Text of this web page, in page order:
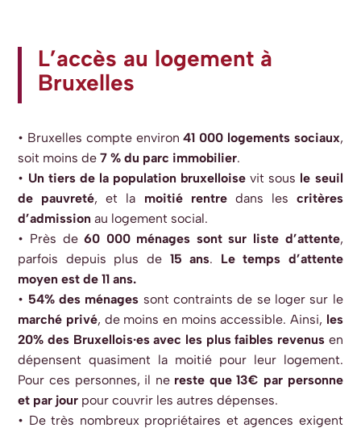
L’accès au logement à
Bruxelles
• Bruxelles compte environ41 000 logements sociaux,
soit moins de7 % du parc immobilier.
• Un tiers de la population bruxelloise vit sous le seuil
de pauvreté, et la moitié rentre dans les critères
d’admission au logement social.
• Près de60 000 ménages sont sur liste d’attente,
parfois depuis plus de 15 ans. Letemps d’attente
moyen est de 11 ans.
• 54% des ménages sont contraints de se loger sur le
marché privé, de moins en moins accessible. Ainsi, les
20% des Bruxellois·es avec les plus faibles revenusen
dépensent quasiment la moitié pour leur logement.
Pour ces personnes, il ne reste que 13€ par personne
et par jour pour couvrir les autres dépenses.
• De très nombreux propriétaires et agences exigent